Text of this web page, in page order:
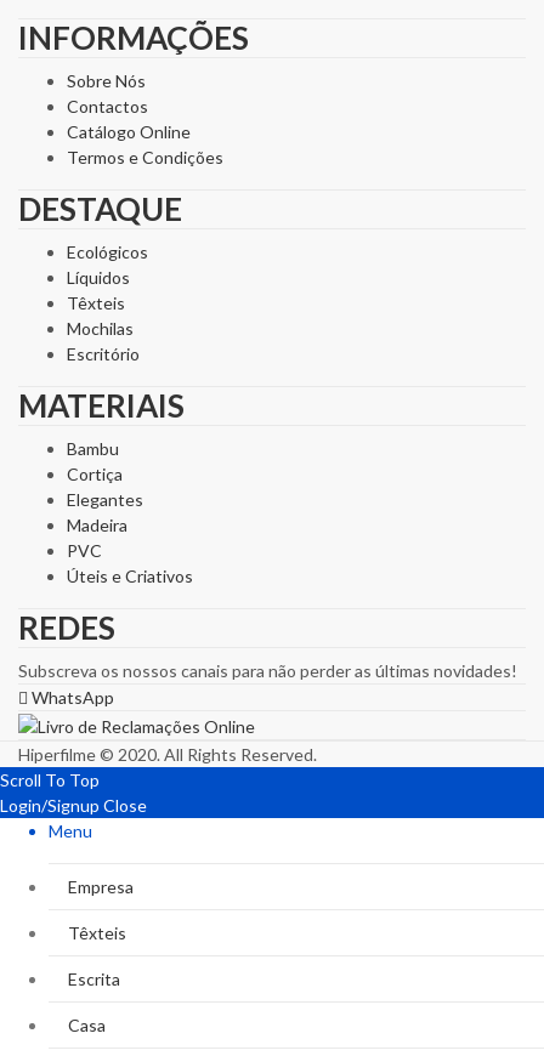
INFORMAÇÕES
Sobre Nós
Contactos
Catálogo Online
Termos e Condições
DESTAQUE
Ecológicos
Líquidos
Têxteis
Mochilas
Escritório
MATERIAIS
Bambu
Cortiça
Elegantes
Madeira
PVC
Úteis e Criativos
REDES
Subscreva os nossos canais para não perder as últimas novidades!
WhatsApp
Hiperfilme © 2020. All Rights Reserved.
Scroll To Top
Login/Signup Close
Menu
Empresa
Têxteis
Escrita
Casa